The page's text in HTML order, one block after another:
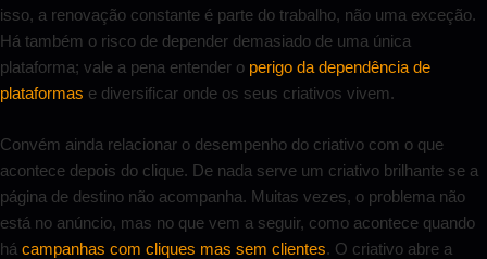
isso, a renovação constante é parte do trabalho, não uma exceção.
Há também o risco de depender demasiado de uma única
plataforma; vale a pena entender o perigo da dependência de
plataformas e diversificar onde os seus criativos vivem.
Convém ainda relacionar o desempenho do criativo com o que
acontece depois do clique. De nada serve um criativo brilhante se a
página de destino não acompanha. Muitas vezes, o problema não
está no anúncio, mas no que vem a seguir, como acontece quando
há campanhas com cliques mas sem clientes. O criativo abre a